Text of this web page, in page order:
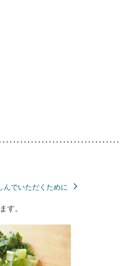
でいただくために
す。